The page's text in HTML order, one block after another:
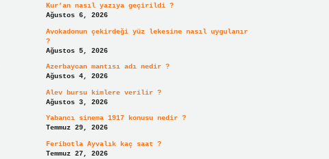
Kur’an nasıl yazıya geçirildi ?
Ağustos 6, 2026
Avokadonun çekirdeği yüz lekesine nasıl uygulanır
?
Ağustos 5, 2026
Azerbaycan mantısı adı nedir ?
Ağustos 4, 2026
Alev bursu kimlere verilir ?
Ağustos 3, 2026
Yabancı sinema 1917 konusu nedir ?
Temmuz 29, 2026
Feribotla Ayvalık kaç saat ?
Temmuz 27, 2026